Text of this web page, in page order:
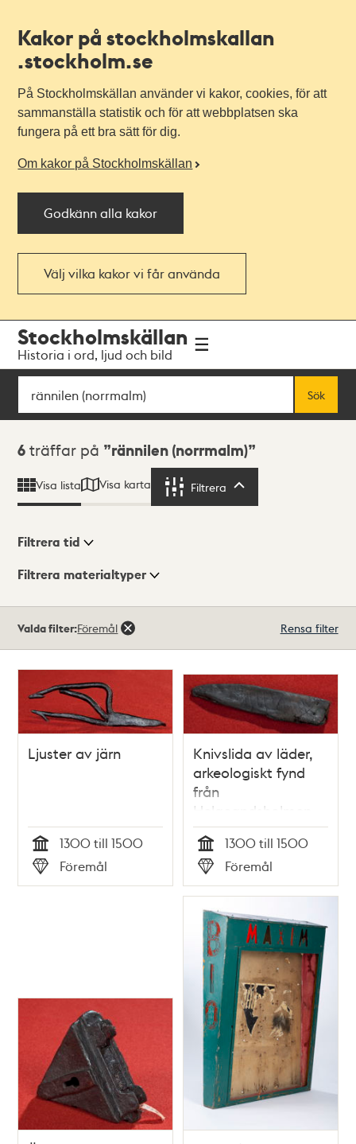
Kakor på stockholmskallan
.stockholm.se
På Stockholmskällan använder vi kakor, cookies, för att
sammanställa statistik och för att webbplatsen ska
fungera på ett bra sätt för dig.
Om kakor på Stockholmskällan
Godkänn alla kakor
Välj vilka kakor vi får använda
navigationen
huvudinnehållet
Stockholmskällan
Historia i ord, ljud och bild
Sök
Sök
Sökresultat
6 träffar på rännilen (norrmalm)
Visa lista Visa karta Filtrera
Visningsläge
Filtrera tid
Filtrera materialtyper
träffar
Valda filter:Föremål Rensa filter
Ljuster av järn
Tid
1300 till 1500
Typ
Föremål
Knivslida av läder,
arkeologiskt fynd
från
Helgeandsholmen
Tid
1300 till 1500
Typ
Föremål